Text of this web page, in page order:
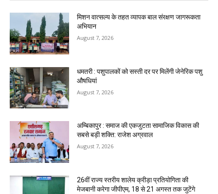
मिशन वात्सल्य के तहत व्यापक बाल संरक्षण जागरूकता
अभियान
August 7, 2026
धमतरी : पशुपालकों को सस्ती दर पर मिलेंगी जेनेरिक पशु
औषधियां
August 7, 2026
अम्बिकापुर : समाज की एकजुटता सामाजिक विकास की
सबसे बड़ी शक्ति: राजेश अग्रवाल
August 7, 2026
26वीं राज्य स्तरीय शालेय क्रीड़ा प्रतियोगिता की
मेजबानी करेगा जीपीएम, 18 से 21 अगस्त तक जुटेंगे